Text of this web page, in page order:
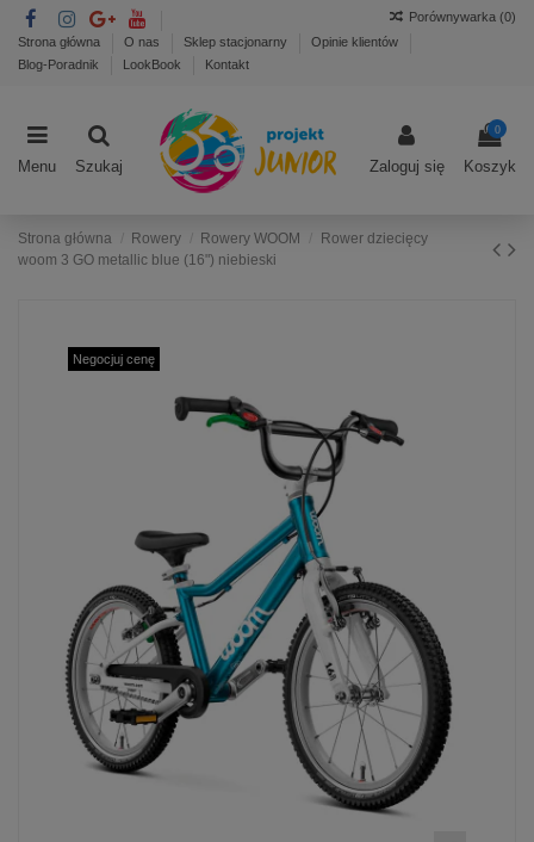
Strona główna O nas Sklep stacjonarny
Opinie klientów
Blog-Poradnik
LookBook Kontakt
Porównywarka (0)
Menu Szukaj Zaloguj się
0
Koszyk
Strona główna Rowery Rowery WOOM
Rower dziecięcy
woom 3 GO metallic blue (16") niebieski
Negocjuj cenę